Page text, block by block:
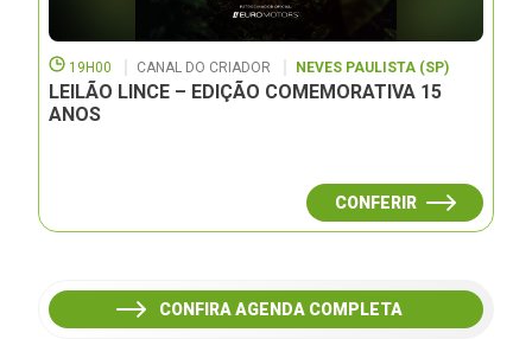
19H00 CANAL DO CRIADOR NEVES PAULISTA (SP)
LEILÃO LINCE – EDIÇÃO COMEMORATIVA 15
ANOS
CONFERIR
CONFIRA AGENDA COMPLETA